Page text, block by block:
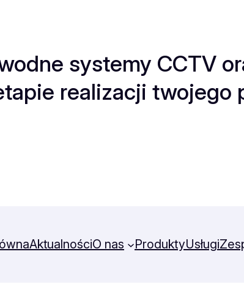
systemy CCTV
realizacji twojego
AktualnościO nas ProduktyUsługi